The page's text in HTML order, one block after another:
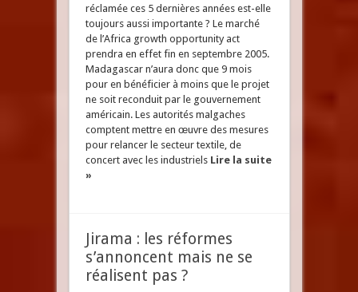
réclamée ces 5 dernières années est-elle
toujours aussi importante ? Le marché
de l’Africa growth opportunity act
prendra en effet fin en septembre 2005.
Madagascar n’aura donc que 9 mois
pour en bénéficier à moins que le projet
ne soit reconduit par le gouvernement
américain. Les autorités malgaches
comptent mettre en œuvre des mesures
pour relancer le secteur textile, de
concert avec les industriels Lire la suite
»
Jirama : les réformes
s’annoncent mais ne se
réalisent pas ?